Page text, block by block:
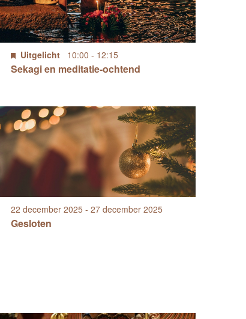
t
i
a
v
i
e
Sekagi en meditatie-ochtend
Uitgelicht 10:00 - 12:15
Gesloten
22 december 2025 - 27 december 2025